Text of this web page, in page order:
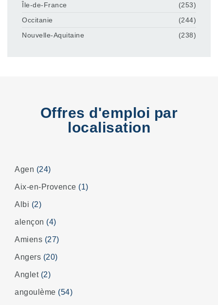
Île-de-France
(253)
Occitanie
(244)
Nouvelle-Aquitaine
(238)
Offres d'emploi par
localisation
Agen (24)
Aix-en-Provence (1)
Albi (2)
alençon (4)
Amiens (27)
Angers (20)
Anglet (2)
angoulème (54)